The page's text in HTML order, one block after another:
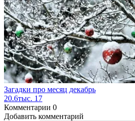
Загадки про месяц декабрь
20.6тыс. 17
Комментарии 0
Добавить комментарий